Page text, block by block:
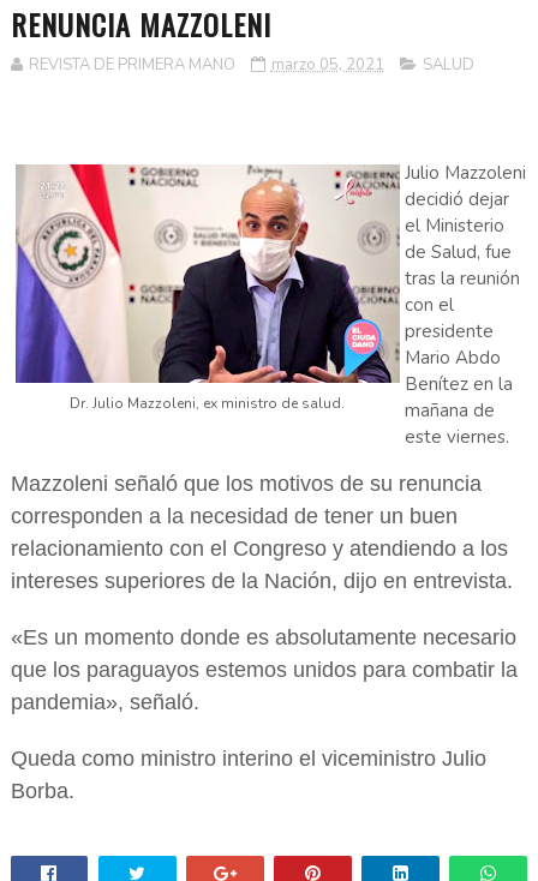
RENUNCIA MAZZOLENI
REVISTA DE PRIMERA MANO marzo 05, 2021 SALUD
Dr. Julio Mazzoleni, ex ministro de salud.
Julio Mazzoleni
decidió dejar
el Ministerio
de Salud, fue
tras la reunión
con el
presidente
Mario Abdo
Benítez en la
mañana de
este viernes.
Mazzoleni señaló que los motivos de su renuncia
corresponden a la necesidad de tener un buen
relacionamiento con el Congreso y atendiendo a los
intereses superiores de la Nación, dijo en entrevista.
«Es un momento donde es absolutamente necesario
que los paraguayos estemos unidos para combatir la
pandemia», señaló.
Queda como ministro interino el viceministro Julio
Borba.